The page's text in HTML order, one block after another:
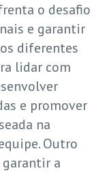
o desafio
e garantir
diferentes
lidar com
e promover
na
Outro
garantir a